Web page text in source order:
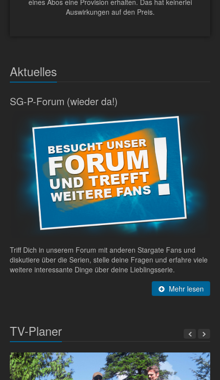
eines Abos eine Provision erhalten. Das hat keinerlei
Auswirkungen auf den Preis.
Aktuelles
SG-P-Forum (wieder da!)
Triff Dich in unserem Forum mit anderen Stargate Fans und
diskutiere über die Serien, stelle deine Fragen und erfahre viele
weitere interessante Dinge über deine Lieblingsserie.
Mehr lesen
TV-Planer